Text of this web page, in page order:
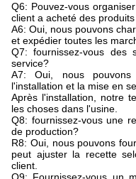
Q6: Pouvez-vous
client a acheté des
A6: Oui, nous pouvons
et expédier toutes les
Q7: fournissez-vous des
service?
A7: Oui, nous
l'installation et la mise en
Après l'installation, notre
les choses dans l'usine.
Q8: fournissez-vous une
de production?
R8: Oui, nous pouvons
peut ajuster la recette
client.
Q9: Fournissez-vous un